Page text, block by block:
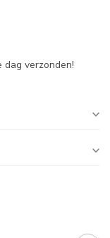
dag verzonden!